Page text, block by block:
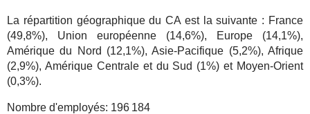
La répartition géographique du CA est la suivante : France
(49,8%), Union européenne (14,6%), Europe (14,1%),
Amérique du Nord (12,1%), Asie-Pacifique (5,2%), Afrique
(2,9%), Amérique Centrale et du Sud (1%) et Moyen-Orient
(0,3%).
Nombre d'employés: 196 184